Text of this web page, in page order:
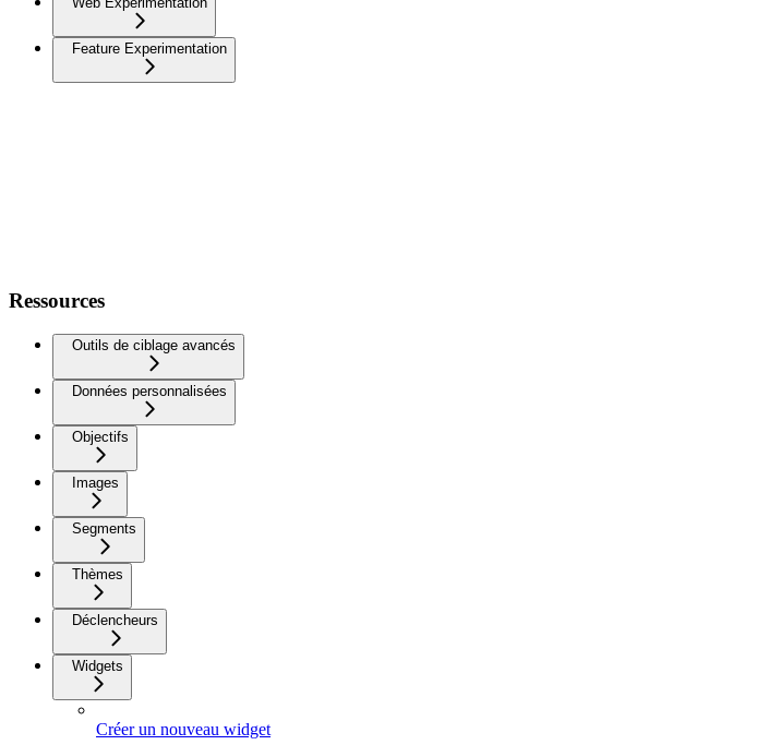
Feature Experimentation
Ressources
Outils de ciblage avancés
Données personnalisées
Objectifs
Images
Segments
Thèmes
Déclencheurs
Widgets
Créer un nouveau widget